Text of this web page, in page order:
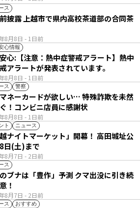
ス
8月8日 - 1日前
披露 上越市で県内高校茶道部の合同茶
心情報
8月8日 - 1日前
心:【注意：熱中症警戒アラート】熱中
アラートが発表されています。
ス 警察
8月8日 - 1日前
ネーカードが欲しい… 特殊詐欺を未然
！コンビニ店員に感謝状
ト ニュース
8月7日 - 2日前
越ナイトマーケット」開幕！ 高田城址公
日(土)まで
ス
8月7日 - 2日前
ナは「豊作」予測 クマ出没に引き続
！
ス おすすめ